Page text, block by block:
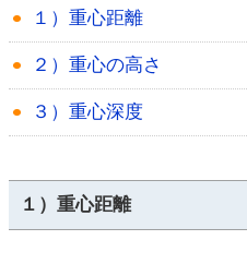
１）重心距離
２）重心の高さ
３）重心深度
１）重心距離